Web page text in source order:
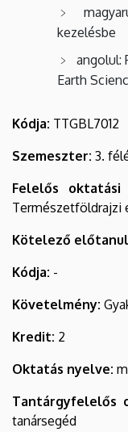
kezelésbe
angolul:
Earth
Kódja: TTGBL7012
Szemeszter: 3.
Felelős oktatási
Természetföldrajzi
Kötelező
Kódja: -
Követelmény:
Kredit: 2
Oktatás nyelve:
Tantárgyfelelős
tanársegéd